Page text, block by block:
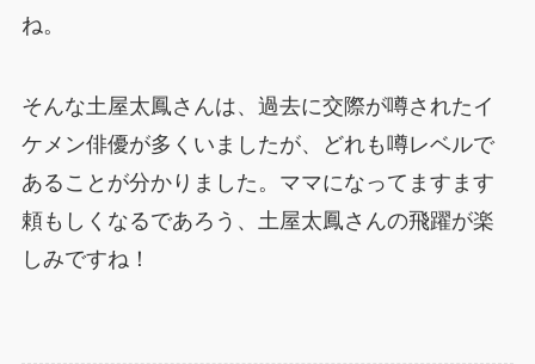
ね。
そんな土屋太鳳さんは、過去に交際が噂されたイ
ケメン俳優が多くいましたが、どれも噂レベルで
あることが分かりました。ママになってますます
頼もしくなるであろう、土屋太鳳さんの飛躍が楽
しみですね！